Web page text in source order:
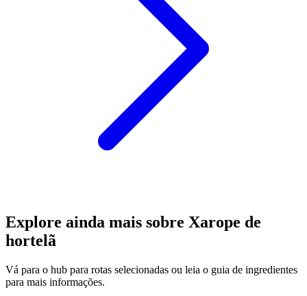
Explore ainda mais sobre Xarope de
hortelã
Vá para o hub para rotas selecionadas ou leia o guia de ingredientes
para mais informações.